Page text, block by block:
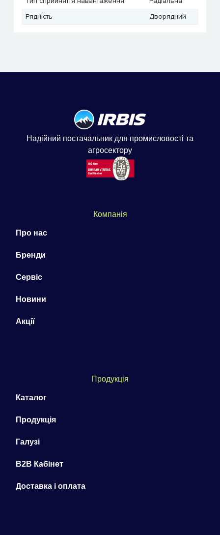
Рядність
Дворядний
Надійний постачальник для промисловості та
агросектору
Компанія
Про нас
Бренди
Сервіс
Новини
Акції
Продукція
Каталог
Продукція
Галузі
B2B Кабінет
Доставка і оплата